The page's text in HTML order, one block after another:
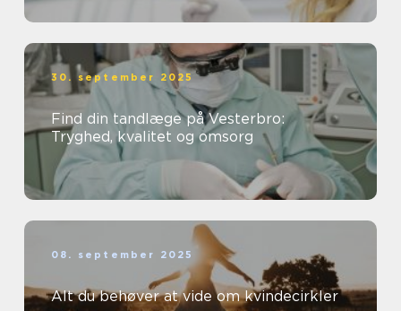
30. september 2025
Find din tandlæge på Vesterbro:
Tryghed, kvalitet og omsorg
08. september 2025
Alt du behøver at vide om kvindecirkler